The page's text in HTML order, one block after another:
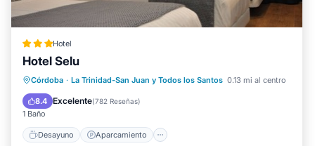
Hotel
Hotel Selu
Córdoba · La Trinidad-San Juan y Todos los Santos 0.13 mi al centro
8.4 Excelente(782 Reseñas)
1 Baño
Desayuno Aparcamiento
Desayuno
Aparcamiento
Aire acondicionado